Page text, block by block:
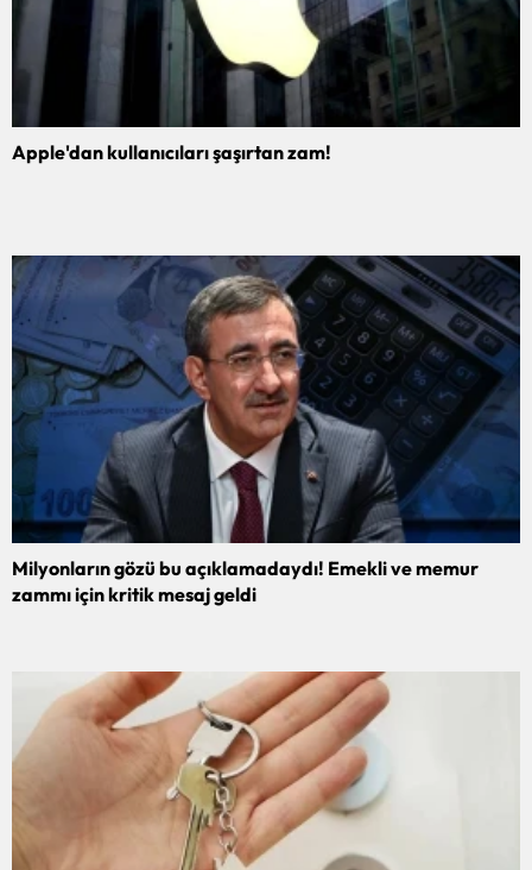
Apple'dan kullanıcıları şaşırtan zam!
Milyonların gözü bu açıklamadaydı! Emekli ve memur
zammı için kritik mesaj geldi